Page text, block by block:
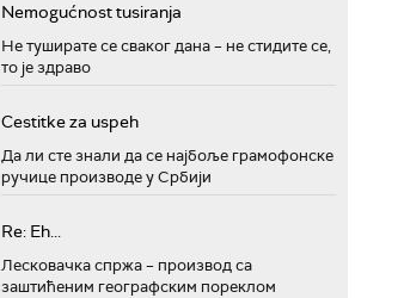
Nemogućnost tusiranja
Не туширате се сваког дана – не стидите се,
то је здраво
Cestitke za uspeh
Да ли сте знали да се најбоље грамофонске
ручице производе у Србији
Re: Eh...
Лесковачка спржа – производ са
заштићеним географским пореклом